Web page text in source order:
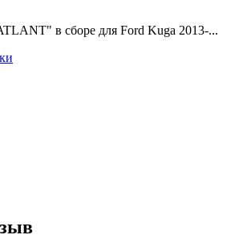
в сборе для Ford Kuga 2013-...